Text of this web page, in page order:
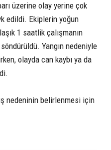
üzerine olay yerine çok
edildi. Ekiplerin yoğun
1 saatlik çalışmanın
Yangın nedeniyle
olayda can kaybı ya da
nedeninin belirlenmesi için